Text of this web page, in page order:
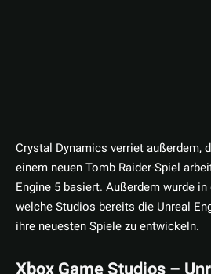
Crystal Dynamics verriet außerdem,
einem neuen Tomb Raider-Spiel
Engine 5 basiert. Außerdem wurde in
welche Studios bereits die Unreal
ihre neuesten Spiele zu entwickeln.
Xbox Game Studios –